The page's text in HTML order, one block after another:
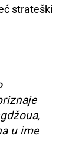
strateški
u ime